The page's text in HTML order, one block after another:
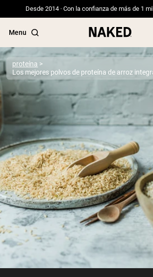
Desde 2014 · Con la confianza de más de 1
Menu
Términos de Búsqueda Populares
”Protein Powder“
”Overnight Oats“
”Vegan protein“
”Collagen“
”Micellar Casein“
proteína
Los mejores polvos de proteína de arroz